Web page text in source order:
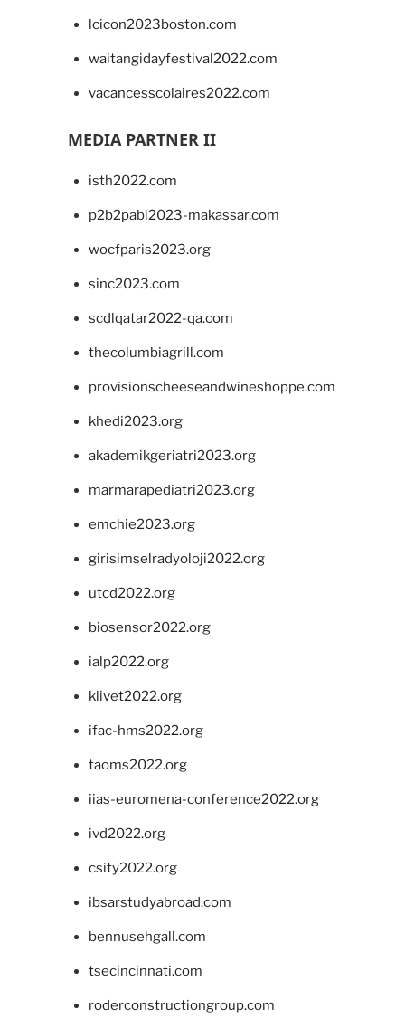
lcicon2023boston.com
waitangidayfestival2022.com
vacancesscolaires2022.com
MEDIA PARTNER II
isth2022.com
p2b2pabi2023-makassar.com
wocfparis2023.org
sinc2023.com
scdlqatar2022-qa.com
thecolumbiagrill.com
provisionscheeseandwineshoppe.com
khedi2023.org
akademikgeriatri2023.org
marmarapediatri2023.org
emchie2023.org
girisimselradyoloji2022.org
utcd2022.org
biosensor2022.org
ialp2022.org
klivet2022.org
ifac-hms2022.org
taoms2022.org
iias-euromena-conference2022.org
ivd2022.org
csity2022.org
ibsarstudyabroad.com
bennusehgall.com
tsecincinnati.com
roderconstructiongroup.com